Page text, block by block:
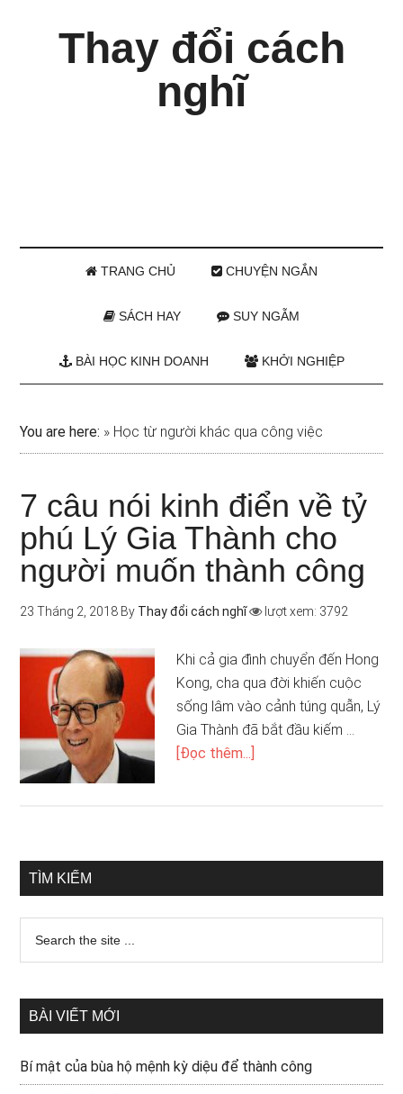
Thay đổi cách
nghĩ
TRANG CHỦ CHUYỆN NGẮN
SÁCH HAY SUY NGẪM
BÀI HỌC KINH DOANH KHỞI NGHIỆP
You are here: » Học từ người khác qua công việc
7 câu nói kinh điển về tỷ
phú Lý Gia Thành cho
người muốn thành công
23 Tháng 2, 2018 By Thay đổi cách nghĩ lượt xem: 3792
Khi cả gia đình chuyển đến Hong
Kong, cha qua đời khiến cuộc
sống lâm vào cảnh túng quẫn, Lý
Gia Thành đã bắt đầu kiếm …
[Đọc thêm...]
TÌM KIẾM
BÀI VIẾT MỚI
Bí mật của bùa hộ mệnh kỳ diệu để thành công